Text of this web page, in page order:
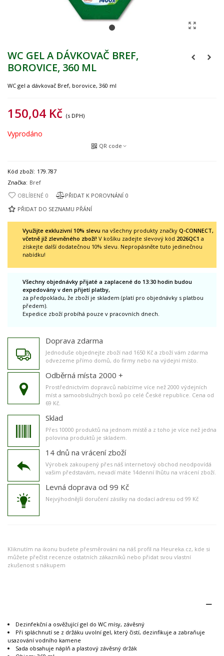
WC GEL A DÁVKOVAČ BREF,
BOROVICE, 360 ML
WC gel a dávkovač Bref, borovice, 360 ml
150,04 Kč (s DPH)
Vyprodáno
QR code
Kód zboží: 179.787
Značka: Bref
OBLÍBENÉ 0 PŘIDAT K POROVNÁNÍ 0
PŘIDAT DO SEZNAMU PŘÁNÍ
Využijte exkluzivní 10% slevu na všechny produkty značky Q-CONNECT,
včetně již zlevněného zboží! V košíku zadejte slevový kód 2026QC1 a
získejte další dodatečnou 10% slevu. Nepropásněte tuto jedinečnou
nabídku!
Všechny objednávky přijaté a zaplacené do 13:30 hodin budou
expedovány v den přijetí platby,
za předpokladu, že zboží je skladem (platí pro objednávky s platbou
předem).
Expedice zboží probíhá pouze v pracovních dnech.
Doprava zdarma
Jednoduše objednejte zboží nad 1650 Kč a zboží vám zdarma
odvezeme přímo domů, do firmy nebo na výdejní místo.
Odběrná místa 2000 +
Prostřednictvím dopravců nabízíme více než 2000 výdejních
míst a samoobslužných boxů po celé České republice. Cena od
69 Kč.
Sklad
Přes 10000 produktů na jednom místě a z toho je více než jedna
polovina produktů je skladem.
14 dnů na vrácení zboží
Výrobek zakoupený přes náš internetový obchod neodpovídá
vašim představám, nevadí máte 14denní lhůtu na vrácení zboží.
Levná doprava od 99 Kč
Nejvýhodnější doručení zásilky na dodací adresu od 99 Kč
Kliknutím na ikonu budete přesměrováni na náš profil na Heureka.cz, kde si
můžete přečíst recenze ostatních zákazníků nebo přidat svou vlastní
zkušenost s nákupem
Dezinfekční a osvěžující gel do WC mísy, závěsný
Při spláchnutí se z držáku uvolní gel, který čistí, dezinfikuje a zabraňuje
usazování vodního kamene
Sada obsahuje náplň a plastový závěsný držák